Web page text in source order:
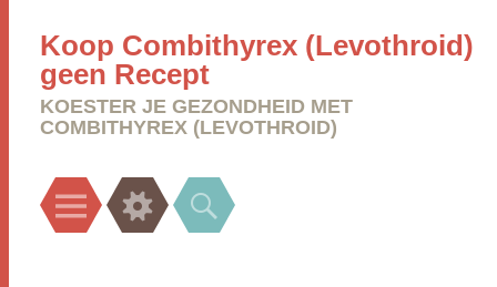
Koop Combithyrex (Levothroid)
geen Recept
KOESTER JE GEZONDHEID MET
COMBITHYREX (LEVOTHROID)
Menu Widgets Search